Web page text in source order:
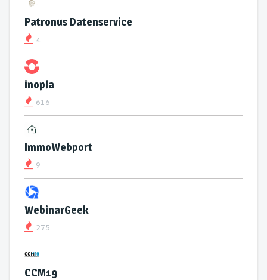
Patronus Datenservice
4
inopla
616
ImmoWebport
9
WebinarGeek
275
CCM19